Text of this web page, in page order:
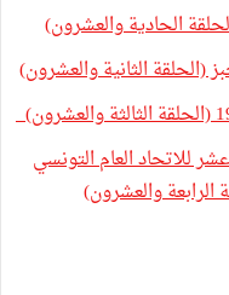
الحادية والعشرون)
الثانية والعشرون)
للاتحاد العام التونسي